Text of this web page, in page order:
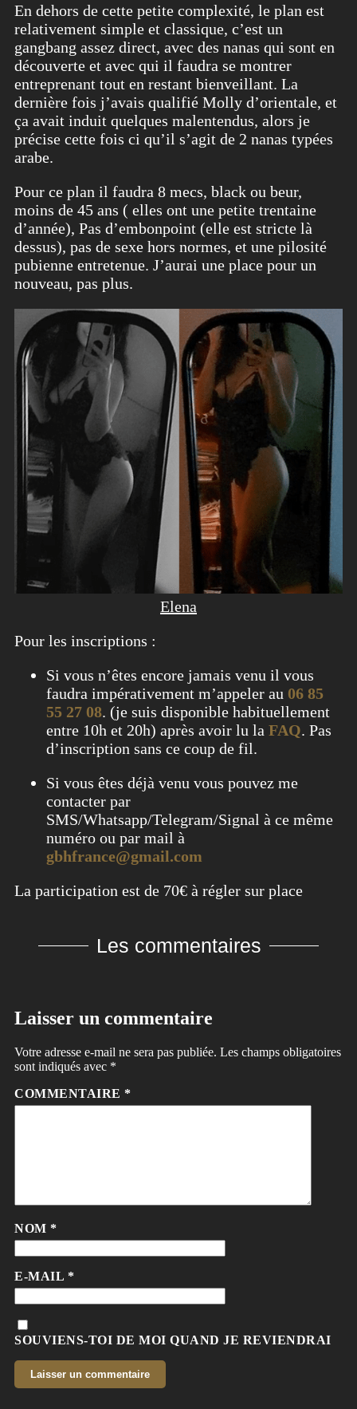
En dehors de cette petite complexité, le plan est
relativement simple et classique, c’est un
gangbang assez direct, avec des nanas qui sont en
découverte et avec qui il faudra se montrer
entreprenant tout en restant bienveillant. La
dernière fois j’avais qualifié Molly d’orientale, et
ça avait induit quelques malentendus, alors je
précise cette fois ci qu’il s’agit de 2 nanas typées
arabe.
Pour ce plan il faudra 8 mecs, black ou beur,
moins de 45 ans ( elles ont une petite trentaine
d’année), Pas d’embonpoint (elle est stricte là
dessus), pas de sexe hors normes, et une pilosité
pubienne entretenue. J’aurai une place pour un
nouveau, pas plus.
Elena
Pour les inscriptions :
Si vous n’êtes encore jamais venu il vous
faudra impérativement m’appeler au 06 85
55 27 08. (je suis disponible habituellement
entre 10h et 20h) après avoir lu la FAQ. Pas
d’inscription sans ce coup de fil.
Si vous êtes déjà venu vous pouvez me
contacter par
SMS/Whatsapp/Telegram/Signal à ce même
numéro ou par mail à
gbhfrance@gmail.com
La participation est de 70€ à régler sur place
Les commentaires
Laisser un commentaire
Votre adresse e-mail ne sera pas publiée. Les champs obligatoires
sont indiqués avec *
COMMENTAIRE *
NOM *
E-MAIL *
SOUVIENS-TOI DE MOI QUAND JE REVIENDRAI